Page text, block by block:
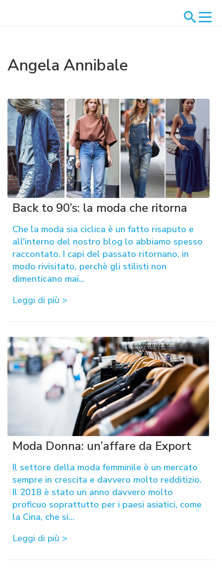
Angela Annibale
Back to 90’s: la moda che ritorna
Che la moda sia ciclica è un fatto risaputo e
all'interno del nostro blog lo abbiamo spesso
raccontato. I capi del passato ritornano, in
modo rivisitato, perchè gli stilisti non
dimenticano mai…
Leggi di più >
Moda Donna: un’affare da Export
Il settore della moda femminile è un mercato
sempre in crescita e davvero molto redditizio.
Il 2018 è stato un anno davvero molto
proficuo soprattutto per i paesi asiatici, come
la Cina, che si…
Leggi di più >